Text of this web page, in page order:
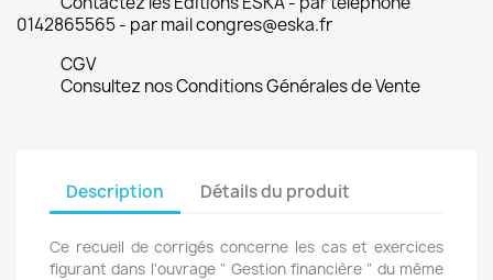
0142865565 - par mail congres@eska.fr
CGV
Consultez nos Conditions Générales de Vente
Description Détails du produit
Ce recueil de corrigés concerne les cas et exercices
figurant dans l'ouvrage " Gestion financière " du même